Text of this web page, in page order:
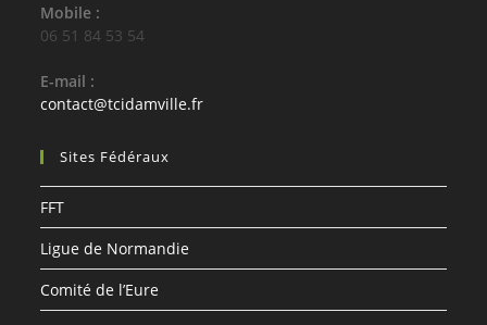
Mobile :
06 51 84 53 54
E-mail :
contact@tcidamville.frS’ouvre
Sites Fédéraux
FFT
Ligue de Normandie
Comité de l’Eure